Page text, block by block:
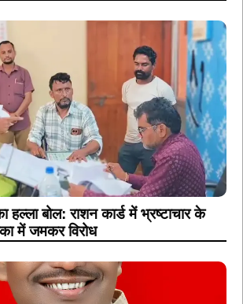
हल्ला बोल: राशन कार्ड में भ्रष्टाचार के
में जमकर विरोध